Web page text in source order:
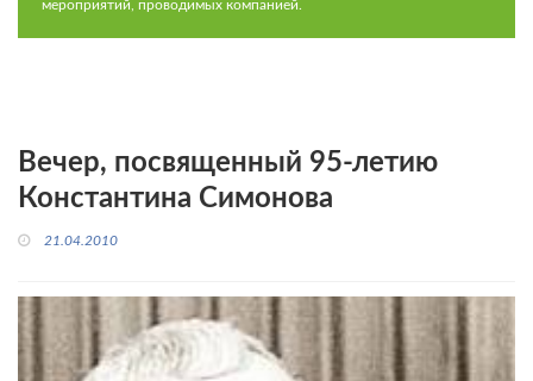
мероприятий, проводимых компанией.
Вечер, посвященный 95-летию
Константина Симонова
21.04.2010